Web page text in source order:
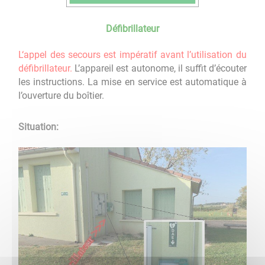
Défibrillateur
L‘appel des secours est impératif avant l’utilisation du
défibrillateur. L’appareil est autonome, il suffit d’écouter
les instructions. La mise en service est automatique à
l’ouverture du boîtier.
Situation: